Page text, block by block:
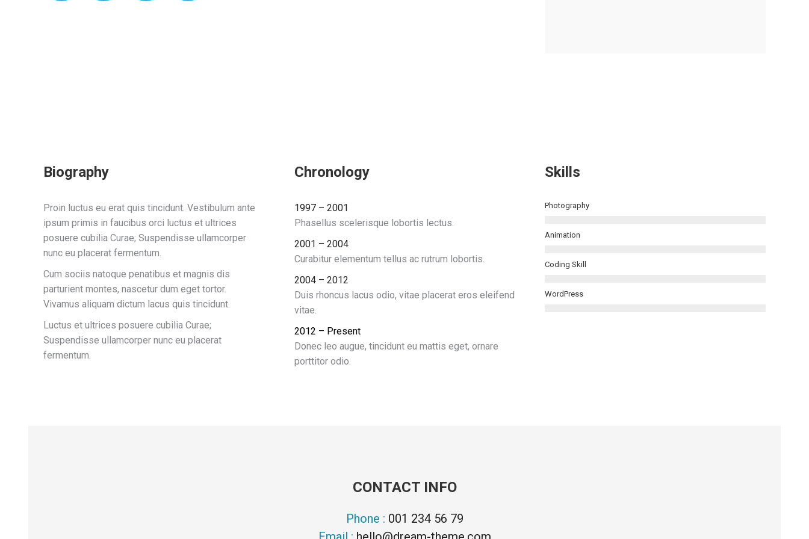
Biography
Proin luctus eu erat quis tincidunt. Vestibulum ante
ipsum primis in faucibus orci luctus et ultrices
posuere cubilia Curae; Suspendisse ullamcorper
nunc eu placerat fermentum.
Cum sociis natoque penatibus et magnis dis
parturient montes, nascetur dum eget tortor.
Vivamus aliquam dictum lacus quis tincidunt.
Luctus et ultrices posuere cubilia Curae;
Suspendisse ullamcorper nunc eu placerat
fermentum.
Chronology
1997 – 2001
Phasellus scelerisque lobortis lectus.
2001 – 2004
Curabitur elementum tellus ac rutrum lobortis.
2004 – 2012
Duis rhoncus lacus odio, vitae placerat eros eleifend
vitae.
2012 – Present
Donec leo augue, tincidunt eu mattis eget, ornare
porttitor odio.
Skills
Photography
Animation
Coding Skill
WordPress
CONTACT INFO
Phone : 001 234 56 79